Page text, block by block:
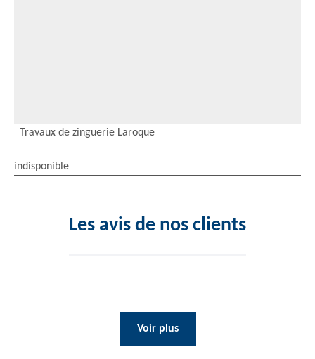
Travaux de zinguerie Laroque
indisponible
Les avis de nos clients
Voir plus